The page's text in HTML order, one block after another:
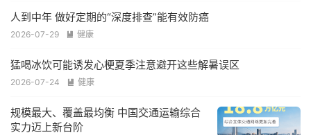
人到中年 做好定期的“深度排查”能有效防癌
2026-07-29  健康
猛喝冰饮可能诱发心梗夏季注意避开这些解暑误区
2026-07-24  健康
规模最大、覆盖最均衡 中国交通运输综合
实力迈上新台阶